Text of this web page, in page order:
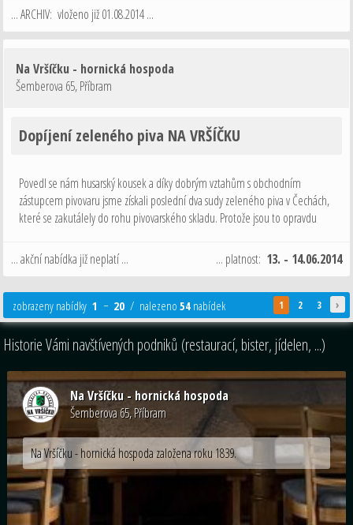
... ARCHIV: vloženo již 01.08.2014 ...
Na Vršíčku - hornická hospoda
Šemberova 65,Příbram
Dopíjení zeleného piva NA VRŠÍČKU
Povedl se nám husarský kousek a díky dobrým vztahům s obchodním
zástupcem pivovaru jsme získali poslední dva sudy zeleného piva v Čechách,
které se zakutálely do rohu pivovarského skladu. Protože jsou to opravdu
máme akci: …
... akční nabídka již neplatí ... ... platnost: 13. - 14.06.2014
zobrazeny nabídky1 − 20 / nalezeno54 nabídek 1 2 3 ›
Historie Vámi navštívených podniků (restaurací, bister, jídelen, ...)
Na Vršíčku - hornická hospoda
Šemberova 65, Příbram
Na Vršíčku - hornická hospoda založena roku 1839.